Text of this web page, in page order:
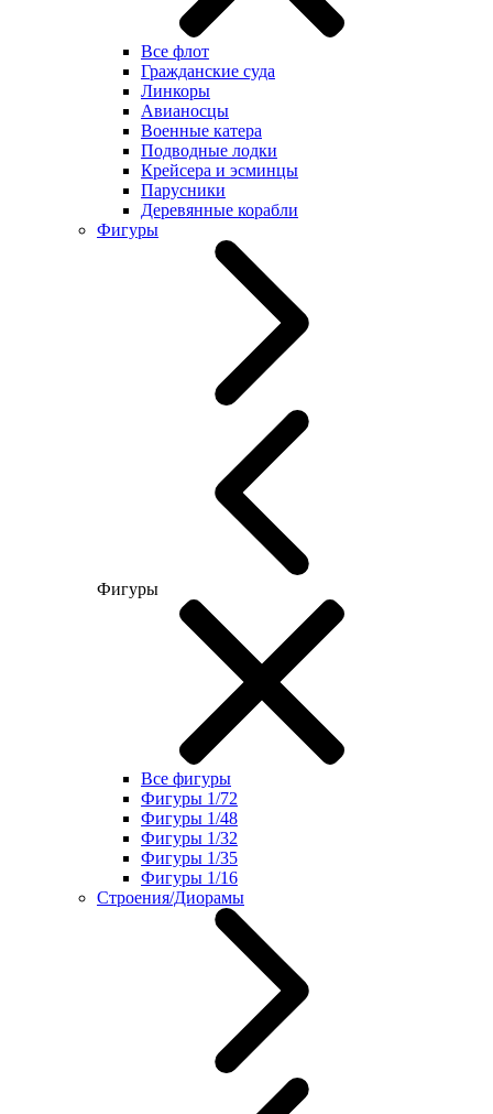
Все флот
Гражданские суда
Линкоры
Авианосцы
Военные катера
Подводные лодки
Крейсера и эсминцы
Парусники
Деревянные корабли
Фигуры
Фигуры
Все фигуры
Фигуры 1/72
Фигуры 1/48
Фигуры 1/32
Фигуры 1/35
Фигуры 1/16
Строения/Диорамы